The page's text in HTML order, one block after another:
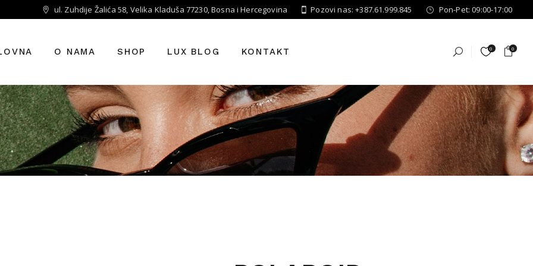
ul. Zuhdije Žalića 58, Velika Kladuša 77230, Bosna i Hercegovina Pozovi nas: +387.61.999.845 Pon-Pet: 09:00-17:00
O NAMA SHOP LUX BLOG KONTAKT 0 0